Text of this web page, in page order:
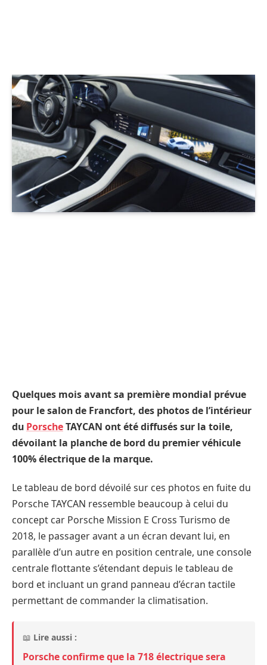
Quelques mois avant sa première mondial prévue
pour le salon de Francfort, des photos de l’intérieur
du PorscheTAYCAN ont été diffusés sur la toile,
dévoilant la planche de bord du premier véhicule
100% électrique de la marque.
Le tableau de bord dévoilé sur ces photos en fuite du
Porsche TAYCAN ressemble beaucoup à celui du
concept car Porsche Mission E Cross Turismo de
2018, le passager avant a un écran devant lui, en
parallèle d’un autre en position centrale, une console
centrale flottante s’étendant depuis le tableau de
bord et incluant un grand panneau d’écran tactile
permettant de commander la climatisation.
📖 Lire aussi :
Porsche confirme que la 718 électrique sera